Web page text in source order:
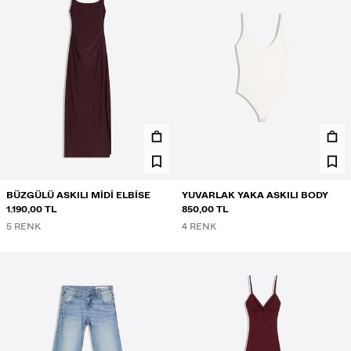
BÜZGÜLÜ ASKILI MIDI ELBISE
1.190,00 TL
5 RENK
YUVARLAK YAKA ASKILI BODY
850,00 TL
4 RENK